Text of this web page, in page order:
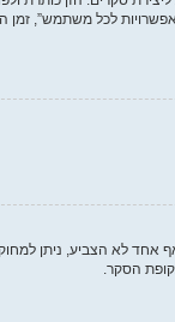
לכל משתמש”, זמן
אחד לא הצביע, ניתן
הסקר.